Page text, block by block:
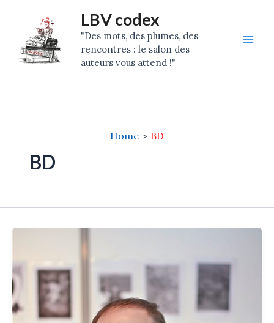
content
LBV codex
"Des mots, des plumes, des
rencontres : le salon des
auteurs vous attend !"
Home BD
BD